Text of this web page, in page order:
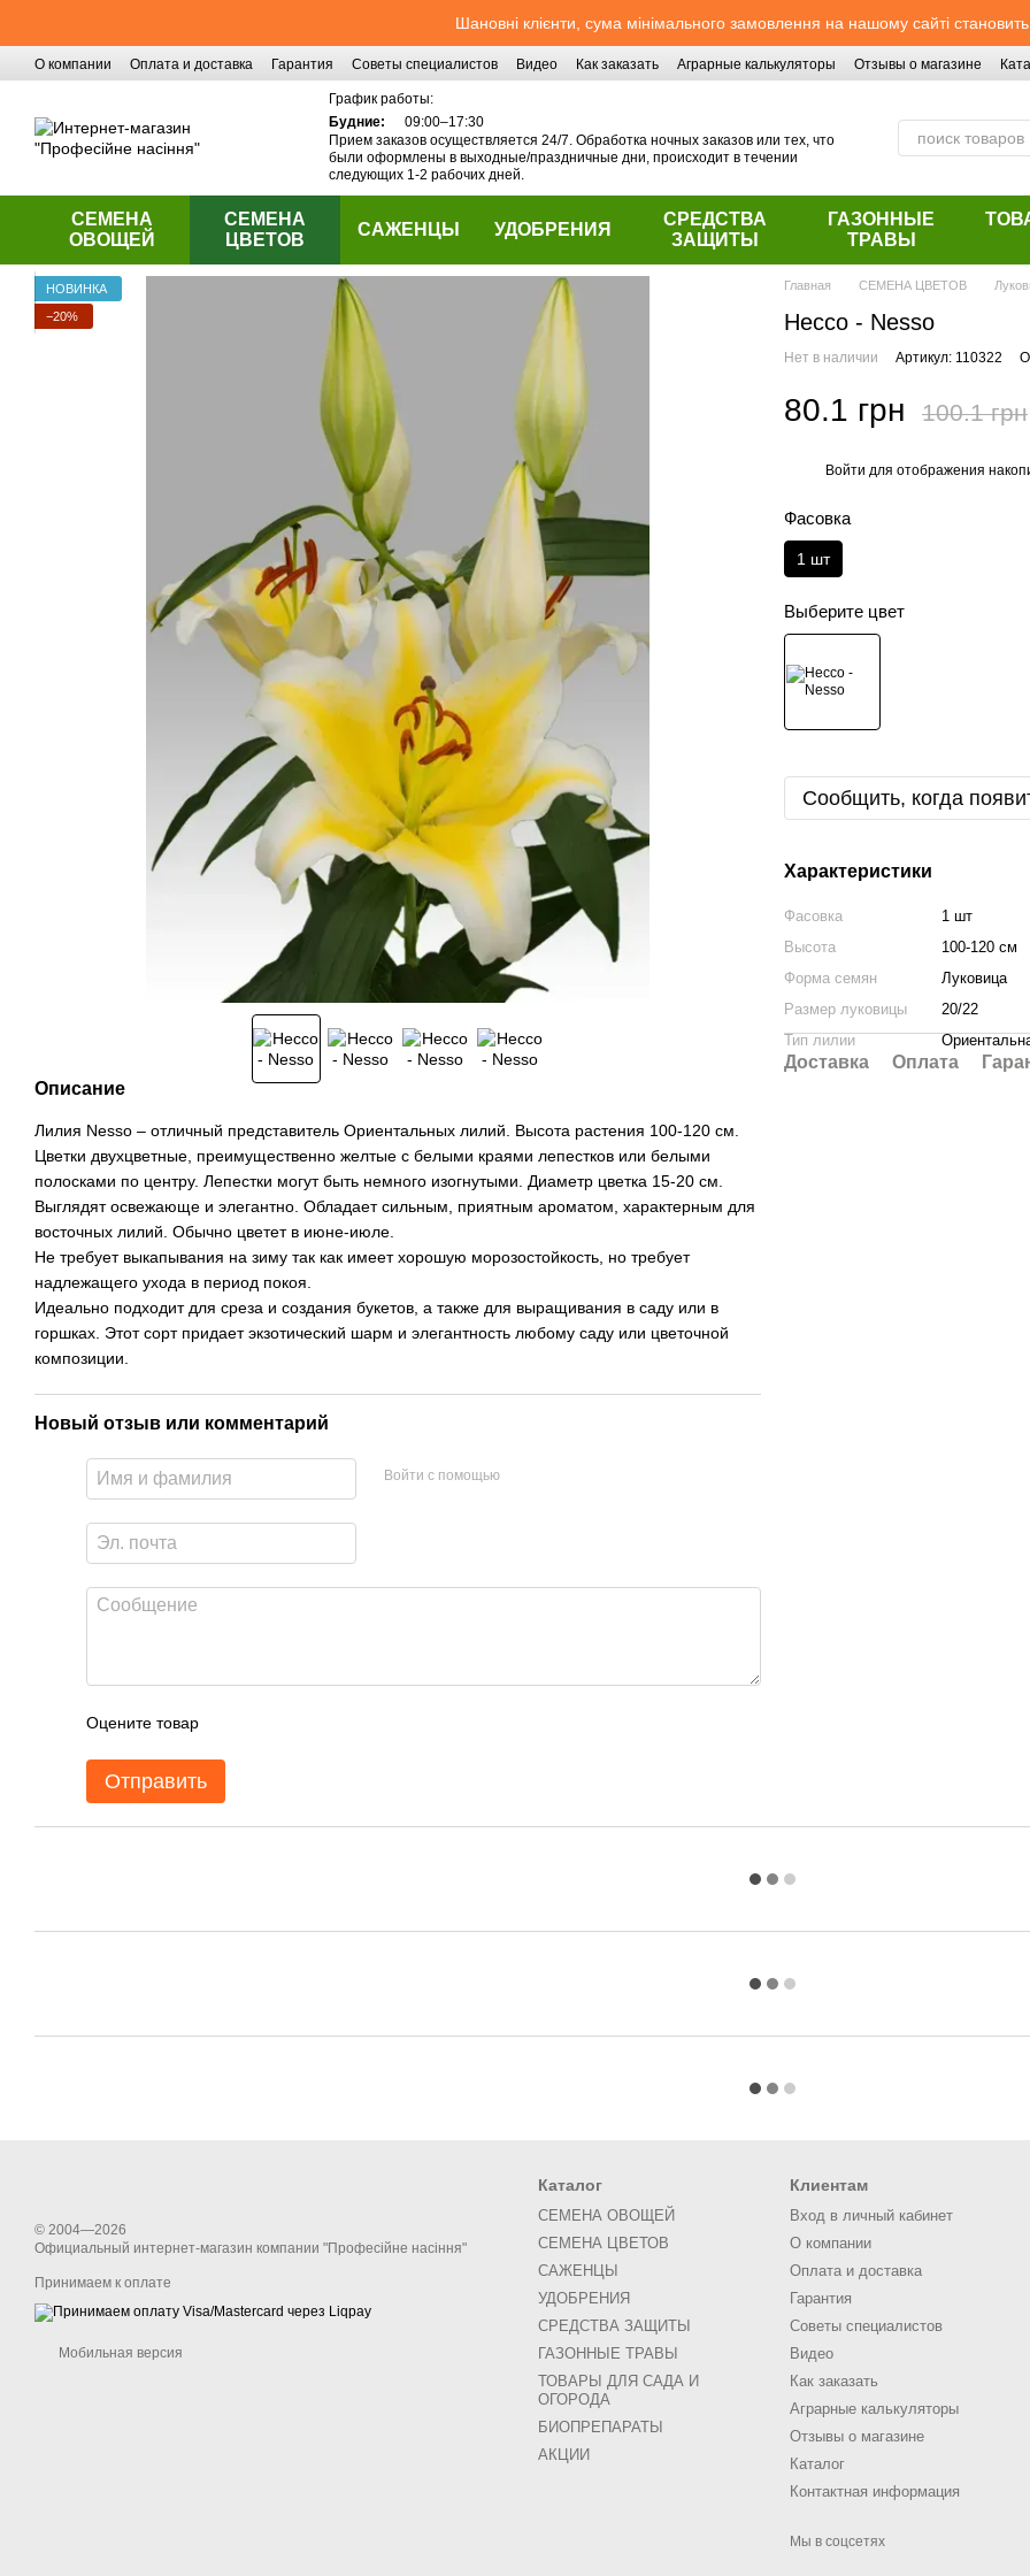
Шановні клієнти, сума мінімального замовлення на нашому сайті
О компании Оплата и доставка Гарантия Советы специалистов Видео Как заказать Аграрные калькуляторы Отзывы о магазине
График работы:
Будние:
09:00–17:30
Прием заказов осуществляется 24/7. Обработка ночных заказов или тех, что
были оформлены в выходные/праздничные дни, происходит в течении
следующих 1-2 рабочих дней.
СЕМЕНА
ОВОЩЕЙ
СЕМЕНА
ЦВЕТОВ
САЖЕНЦЫ УДОБРЕНИЯ
СРЕДСТВА
ЗАЩИТЫ
ГАЗОННЫЕ
ТРАВЫ
НОВИНКА
−20%
Описание
Лилия Nesso – отличный представитель Ориентальных лилий. Высота растения 100-120 см.
Цветки двухцветные, преимущественно желтые с белыми краями лепестков или белыми
полосками по центру. Лепестки могут быть немного изогнутыми. Диаметр цветка 15-20 см.
Выглядят освежающе и элегантно. Обладает сильным, приятным ароматом, характерным для
восточных лилий. Обычно цветет в июне-июле.
Не требует выкапывания на зиму так как имеет хорошую морозостойкость, но требует
надлежащего ухода в период покоя.
Идеально подходит для среза и создания букетов, а также для выращивания в саду или в
горшках. Этот сорт придает экзотический шарм и элегантность любому саду или цветочной
композиции.
Новый отзыв или комментарий
Войти с помощью
Оцените товар
Отправить
Главная СЕМЕНА ЦВЕТОВ
Нессо - Nesso
Нет в наличии Артикул: 110322
80.1 грн 100.1 грн
Войти для отображения
Фасовка
1 шт
Выберите цвет
Сообщить, когда
Характеристики
Фасовка
1 шт
Высота
100-120 см
Форма семян
Луковица
Размер луковицы
20/22
Тип лилии
Доставка Оплата
© 2004—2026
Официальный интернет-магазин компании "Професійне насіння"
Принимаем к оплате
Мобильная версия
Каталог
СЕМЕНА ОВОЩЕЙ
СЕМЕНА ЦВЕТОВ
САЖЕНЦЫ
УДОБРЕНИЯ
СРЕДСТВА ЗАЩИТЫ
ГАЗОННЫЕ ТРАВЫ
ТОВАРЫ ДЛЯ САДА И
ОГОРОДА
БИОПРЕПАРАТЫ
АКЦИИ
Клиентам
Вход в личный кабинет
О компании
Оплата и доставка
Гарантия
Советы специалистов
Видео
Как заказать
Аграрные калькуляторы
Отзывы о магазине
Каталог
Контактная информация
Мы в соцсетях